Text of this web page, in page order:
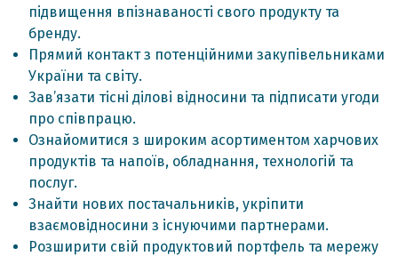
підвищення впізнаваності свого продукту та
бренду.
Прямий контакт з потенційними закупівельниками
України та світу.
Зав’язати тісні ділові відносини та підписати угоди
про співпрацю.
Ознайомитися з широким асортиментом харчових
продуктів та напоїв, обладнання, технологій та
послуг.
Знайти нових постачальників, укріпити
взаємовідносини з існуючими партнерами.
Розширити свій продуктовий портфель та мережу